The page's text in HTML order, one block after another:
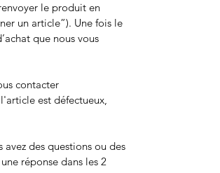
le produit en
un article”). Une fois le
que nous vous
contacter
est défectueux,
avez des questions ou des
réponse dans les 2